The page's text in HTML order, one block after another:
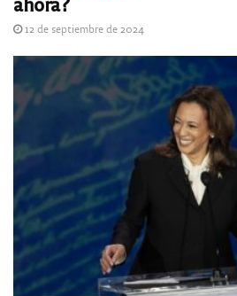
12 de septiembre de 2024